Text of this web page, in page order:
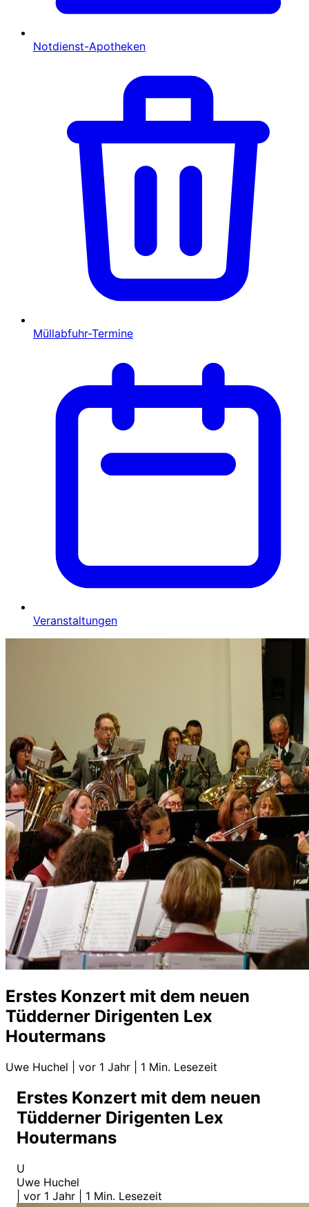
Notdienst-Apotheken
Müllabfuhr-Termine
Veranstaltungen
Erstes Konzert mit dem neuen
Tüdderner Dirigenten Lex
Houtermans
Uwe Huchel vor 1 Jahr 1 Min. Lesezeit
Erstes Konzert mit dem neuen
Tüdderner Dirigenten Lex
Houtermans
U
Uwe Huchel
vor 1 Jahr 1 Min. Lesezeit